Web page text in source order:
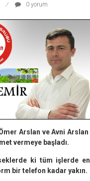
0 yorum
Arslan ve Avni
vermeye başladı.
ki tüm işlerde en
bir telefon kadar yakın.